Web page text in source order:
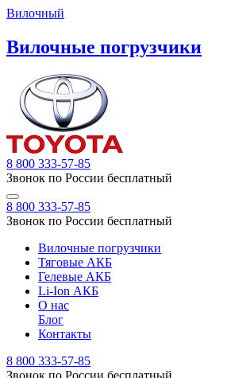
Вилочный
Вилочные погрузчики
8 800 333-57-85
Звонок по России бесплатный
8 800 333-57-85
Звонок по России бесплатный
Вилочные погрузчики
Тяговые АКБ
Гелевые АКБ
Li-Ion АКБ
О нас
Блог
Контакты
8 800 333-57-85
Звонок по России бесплатный